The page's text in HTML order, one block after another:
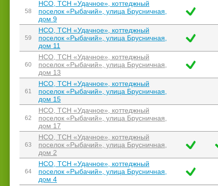
58
НСО, ТСН «Удачное», коттеджный
поселок «Рыбачий», улица Брусничная,
дом 9
59
НСО, ТСН «Удачное», коттеджный
поселок «Рыбачий», улица Брусничная,
дом 11
60
НСО, ТСН «Удачное», коттеджный
поселок «Рыбачий», улица Брусничная,
дом 13
61
НСО, ТСН «Удачное», коттеджный
поселок «Рыбачий», улица Брусничная,
дом 15
62
НСО, ТСН «Удачное», коттеджный
поселок «Рыбачий», улица Брусничная,
дом 17
63
НСО, ТСН «Удачное», коттеджный
поселок «Рыбачий», улица Брусничная,
дом 2
64
НСО, ТСН «Удачное», коттеджный
поселок «Рыбачий», улица Брусничная,
дом 4